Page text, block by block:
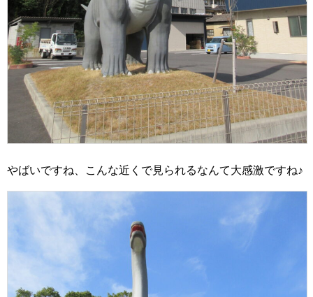
やばいですね、こんな近くで見られるなんて大感激ですね♪